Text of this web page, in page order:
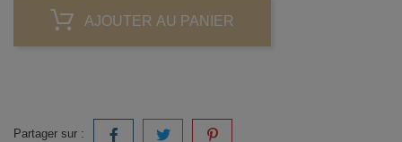
AJOUTER AU PANIER
Partager sur :